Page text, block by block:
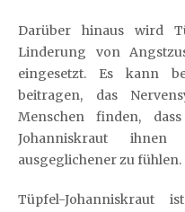
Darüber hinaus wird
Linderung von
eingesetzt. Es kann
beitragen, das
Menschen finden,
Johanniskraut
ausgeglichener zu fühlen.
Tüpfel-Johanniskraut